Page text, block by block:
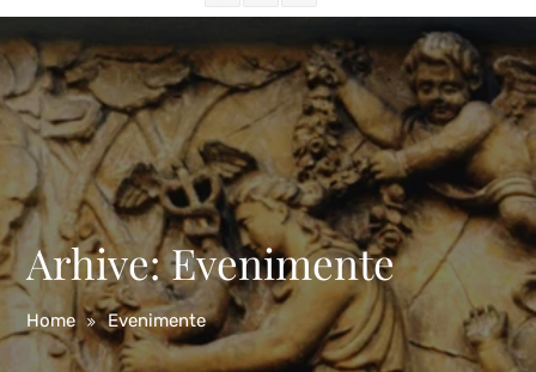
Arhive:Evenimente
Home Evenimente